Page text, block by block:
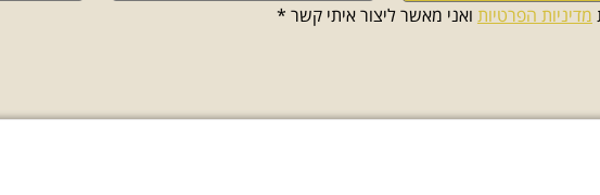
מדיניות הפרטיות ואני מאשר ליצור איתי קשר *